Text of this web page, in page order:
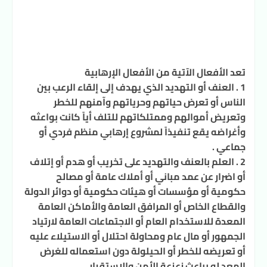
تعد الأفعال الآتية من الأفعال الإرهابية
1 . العنف أو التهديد الذي يهدف إلى إلقاء الرعب بين
الناس أو تعرض حياتهم وحرياتهم وآمنهم للخطر
وتعريض أموالهم وممتلكاتهم للتلف أياً كانت بواعثه
وأغراضه يقع تنفيذاً لمشروع إرهابي منظم فردي أو
جماعي .
2 . العلم بالعنف والتهديد على تخريب أو هدم أو إتلاف
أو اضرار عن عمد مباني أو أملاك عامة أو مصالح
حكومية أو مؤسسات أو هيئات حكومية أو دوائر الدولة
والقطاع الخاص أو المرافق العامة والأماكن العامة
المعدة للاستخدام العام أو الاجتماعات العامة لارتياد
الجمهور أو مال عام ومحاولة احتلال أو الاستيلاء عليه
أو تعريضه للخطر أو الحيلولة دون استعماله للغرض